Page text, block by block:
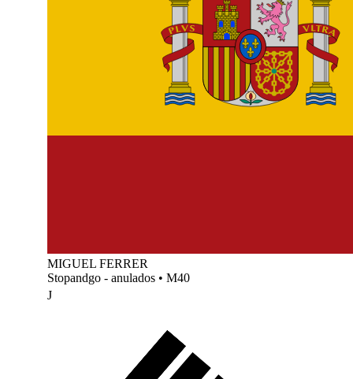
MIGUEL FERRER
Stopandgo - anulados • M40
J